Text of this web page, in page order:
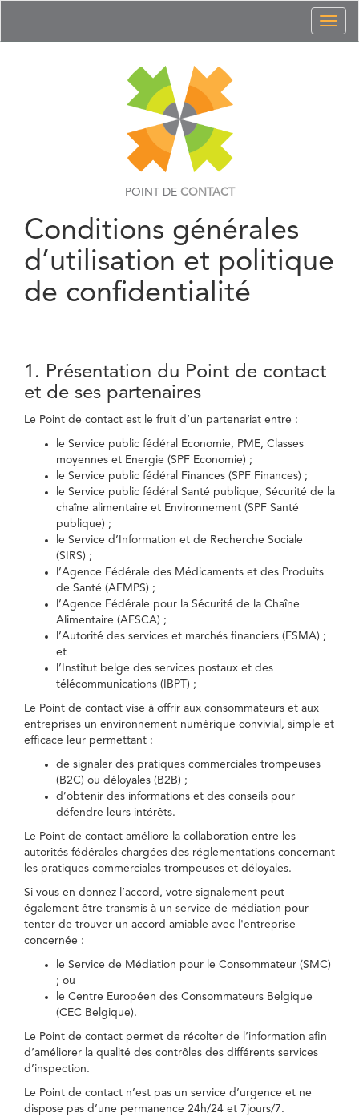
POINT DE CONTACT
Conditions générales
d’utilisation et politique
de confidentialité
1. Présentation du Point de contact
et de ses partenaires
Le Point de contact est le fruit d’un partenariat entre :
le Service public fédéral Economie, PME, Classes
moyennes et Energie (SPF Economie) ;
le Service public fédéral Finances (SPF Finances) ;
le Service public fédéral Santé publique, Sécurité de la
chaîne alimentaire et Environnement (SPF Santé
publique) ;
le Service d’Information et de Recherche Sociale
(SIRS) ;
l’Agence Fédérale des Médicaments et des Produits
de Santé (AFMPS) ;
l’Agence Fédérale pour la Sécurité de la Chaîne
Alimentaire (AFSCA) ;
l’Autorité des services et marchés financiers (FSMA) ;
et
l’Institut belge des services postaux et des
télécommunications (IBPT) ;
Le Point de contact vise à offrir aux consommateurs et aux
entreprises un environnement numérique convivial, simple et
efficace leur permettant :
de signaler des pratiques commerciales trompeuses
(B2C) ou déloyales (B2B) ;
d’obtenir des informations et des conseils pour
défendre leurs intérêts.
Le Point de contact améliore la collaboration entre les
autorités fédérales chargées des réglementations concernant
les pratiques commerciales trompeuses et déloyales.
Si vous en donnez l’accord, votre signalement peut
également être transmis à un service de médiation pour
tenter de trouver un accord amiable avec l'entreprise
concernée :
le Service de Médiation pour le Consommateur (SMC)
; ou
le Centre Européen des Consommateurs Belgique
(CEC Belgique).
Le Point de contact permet de récolter de l’information afin
d’améliorer la qualité des contrôles des différents services
d’inspection.
Le Point de contact n’est pas un service d’urgence et ne
dispose pas d’une permanence 24h/24 et 7jours/7.